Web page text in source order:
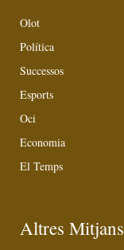
Olot
Política
Successos
Esports
Oci
Economia
El Temps
Altres Mitjans